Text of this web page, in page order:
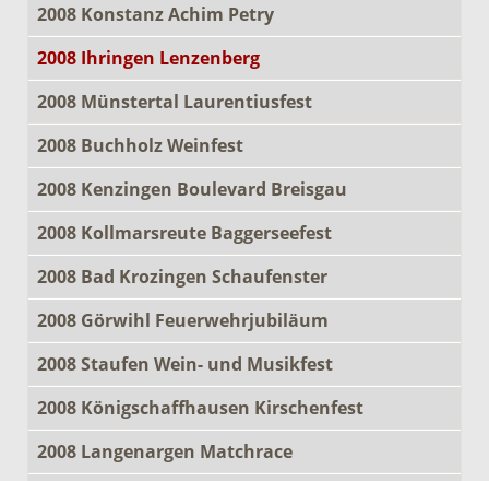
2008 Konstanz Achim Petry
2008 Ihringen Lenzenberg
2008 Münstertal Laurentiusfest
2008 Buchholz Weinfest
2008 Kenzingen Boulevard Breisgau
2008 Kollmarsreute Baggerseefest
2008 Bad Krozingen Schaufenster
2008 Görwihl Feuerwehrjubiläum
2008 Staufen Wein- und Musikfest
2008 Königschaffhausen Kirschenfest
2008 Langenargen Matchrace